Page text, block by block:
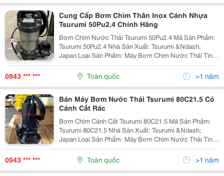
Cung Cấp Bơm Chìm Thân Inox Cánh Nhựa
Tsurumi 50Pu2.4 Chính Hãng
Bơm Chìm Nước Thải Tsurumi 50Pu2.4 Mã Sản Phẩm:
Tsurumi 50Pu2.4 Nhà Sản Xuất: Tsurumi &Ndash;
Japan Loại Sản Phẩm: Máy Bơm Chìm Nước Thải Tình
Trạng: Còn Hàng Bảo Hành: 12 Tháng Giá: Liên Hệ
Hotline: 094 339 9919 Bơm Nước Thải Tsurumi...
0943 *** *** Toàn quốc >1 năm
Bán Máy Bơm Nước Thải Tsurumi 80C21.5 Có
Cánh Cắt Rác
Bơm Chìm Cánh Cắt Tsurumi 80C21.5 Mã Sản Phẩm:
Tsurumi 80C21.5 Nhà Sản Xuất: Tsurumi &Ndash;
Japan Loại Sản Phẩm: Máy Bơm Chìm Nước Thải Tình
Trạng: Còn Hàng Bảo Hành: 12 Tháng Hotline: 094 339
9919 Bơm Nước Thải Tsurumi Cánh Cắt Rác Nhập...
0943 *** *** Toàn quốc >1 năm